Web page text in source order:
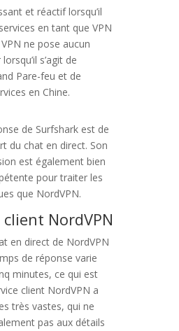
et réactif lorsqu’il
en tant que VPN
ne pose aucun
s’agit de
Pare-feu et de
en Chine.
de Surfshark est de
du chat en direct. Son
est également bien
pour traiter les
que NordVPN.
NordVPN
en direct de NordVPN
de réponse varie
minutes, ce qui est
client NordVPN a
très vastes, qui ne
pas aux détails